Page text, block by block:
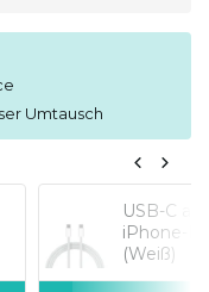
Umtausch
USB-C
iPhone-
(Weiß)